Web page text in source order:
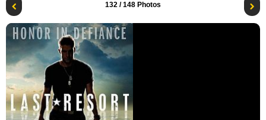
132 / 148 Photos